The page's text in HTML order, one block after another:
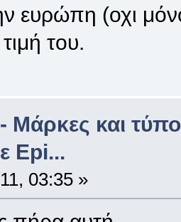
ευρώπη (οχι
του.
Μάρκες και
Epi...
03:35 »